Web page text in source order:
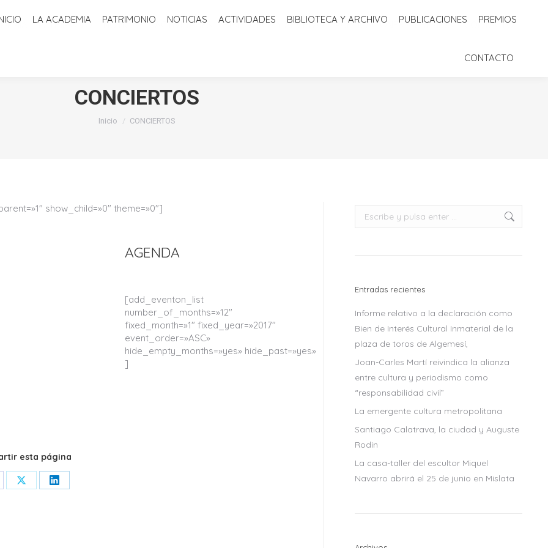
PATRIMONIO NOTICIAS ACTIVIDADES BIBLIOTECA Y ARCHIVO PUBLICACIONES PREMIOS CONTACTO
CONCIERTOS
Estás aquí:
Inicio CONCIERTOS
show_child=»0″ theme=»0″]
AGENDA
[add_eventon_list
number_of_months=»12″
fixed_month=»1″ fixed_year=»2017″
event_order=»ASC»
hide_empty_months=»yes» hide_past=»yes»
]
esta página
Share Share
Buscar:
Entradas recientes
Informe relativo a la declaración como
Bien de Interés Cultural Inmaterial de la
plaza de toros de Algemesí,
Joan-Carles Martí reivindica la alianza
entre cultura y periodismo como
“responsabilidad civil”
La emergente cultura metropolitana
Santiago Calatrava, la ciudad y Auguste
Rodin
La casa-taller del escultor Miquel
Navarro abrirá el 25 de junio en Mislata
LA ACADEMIA PATRIMONIO NOTICIAS ACTIVIDADES BIBLIOTECA Y ARCHIVO PUBLICACIONES PREMIOS
CONTACTO